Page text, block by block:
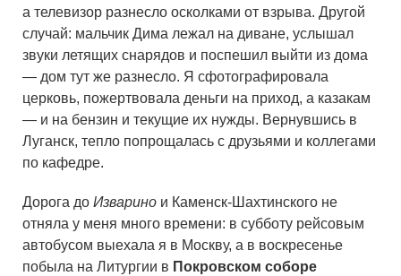
а телевизор разнесло осколками от взрыва. Другой
случай: мальчик Дима лежал на диване, услышал
звуки летящих снарядов и поспешил выйти из дома
— дом тут же разнесло. Я сфотографировала
церковь, пожертвовала деньги на приход, а казакам
— и на бензин и текущие их нужды. Вернувшись в
Луганск, тепло попрощалась с друзьями и коллегами
по кафедре.
Дорога до Изварино и Каменск-Шахтинского не
отняла у меня много времени: в субботу рейсовым
автобусом выехала я в Москву, а в воскресенье
побыла на Литургии в Покровском соборе